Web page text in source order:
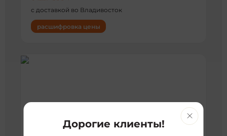
с доставкой во Владивосток
расшифровка цены
Дорогие клиенты!